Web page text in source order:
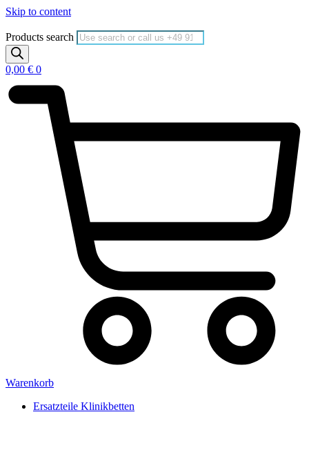
Skip to content
Products search
0,00 € 0
Warenkorb
Ersatzteile Klinikbetten